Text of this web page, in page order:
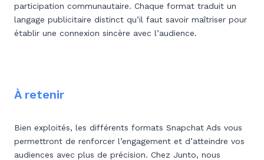
participation communautaire. Chaque format traduit un
langage publicitaire distinct qu’il faut savoir maîtriser pour
établir une connexion sincère avec l’audience.
À retenir
Bien exploités, les différents formats Snapchat Ads vous
permettront de renforcer l’engagement et d’atteindre vos
audiences avec plus de précision. Chez Junto, nous